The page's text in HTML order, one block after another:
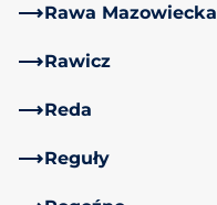
Rawa Mazowiecka
Rawicz
Reda
Reguły